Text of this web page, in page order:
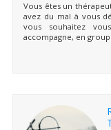
Vous êtes un
avez du mal à vous
vous souhaitez
accompagne, en